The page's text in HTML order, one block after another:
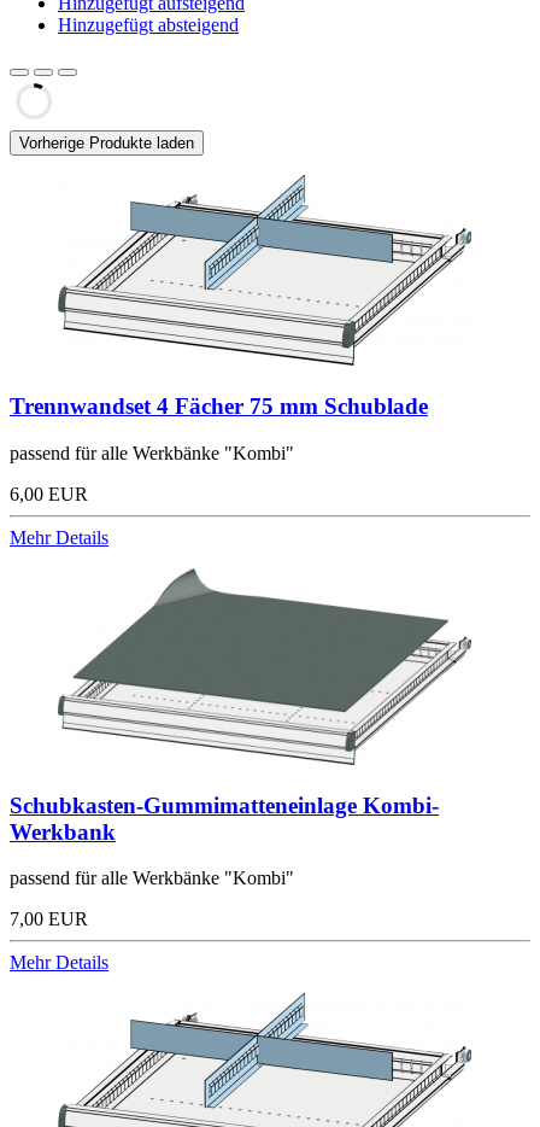
Hinzugefügt absteigend
Vorherige Produkte laden
Trennwandset 4 Fächer 75 mm Schublade
passend für alle Werkbänke "Kombi"
6,00 EUR
Mehr Details
Schubkasten-Gummimatteneinlage Kombi-
Werkbank
passend für alle Werkbänke "Kombi"
7,00 EUR
Mehr Details